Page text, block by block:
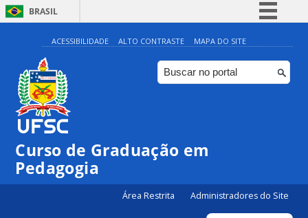
BRASIL
Simplifique!
Comunica BR
Participe
Canais
ACESSIBILIDADE ALTO CONTRASTE MAPA DO SITE
Curso de Graduação em
Pedagogia
Área Restrita Administradores do Site